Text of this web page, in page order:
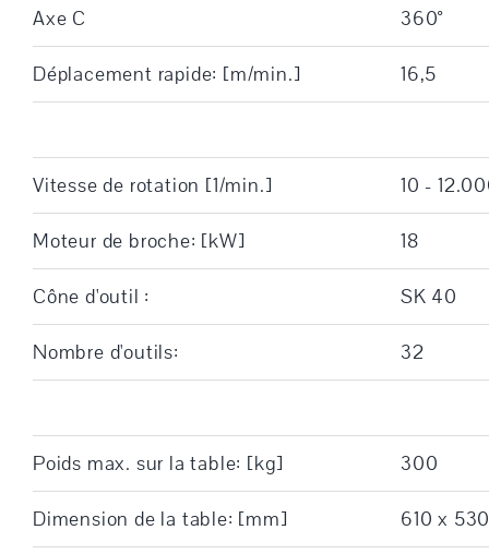
Axe C 360°
Déplacement rapide: [m/min.] 16,5
Vitesse de rotation [1/min.] 10 -
Moteur de broche: [kW] 18
Cône d'outil : SK 40
Nombre d'outils: 32
Poids max. sur la table: [kg] 300
Dimension de la table: [mm] 610 x